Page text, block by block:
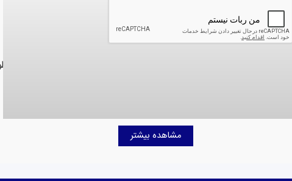
برای اندازه‌گیری وزن استفاده می‌شود. این ابزار با تاریخچه‌ای
مشخصات عمومی و نحوه نگهداری آن ها خواهیم پرداخت.
از ابزارهای ساده‌ای مانند ترازوی دو کفه‌ای استفاده می‌کردند که
مشاهده بیشتر